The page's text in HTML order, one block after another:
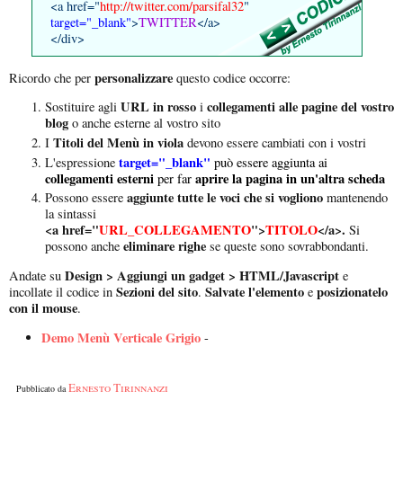
<a href="http://twitter.com/parsifal32"
target="_blank">TWITTER</a>
</div>
Ricordo che per personalizzare questo codice occorre:
Sostituire agli URL in rosso i collegamenti alle pagine del vostro
blog o anche esterne al vostro sito
I Titoli del Menù in viola devono essere cambiati con i vostri
L'espressione target="_blank" può essere aggiunta ai
collegamenti esterni per far aprire la pagina in un'altra scheda
Possono essere aggiunte tutte le voci che si vogliono mantenendo
la sintassi
<a href="URL_COLLEGAMENTO">TITOLO</a>. Si
possono anche eliminare righe se queste sono sovrabbondanti.
Andate su Design > Aggiungi un gadget > HTML/Javascript e
incollate il codice in Sezioni del sito. Salvate l'elemento e posizionatelo
con il mouse.
Demo Menù Verticale Grigio -
Pubblicato daErnesto Tirinnanzi